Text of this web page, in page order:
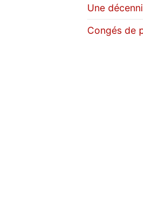
Une
Congés de